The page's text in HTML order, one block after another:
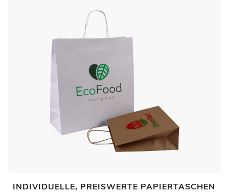
INDIVIDUELLE, PREISWERTE PAPIERTASCHEN